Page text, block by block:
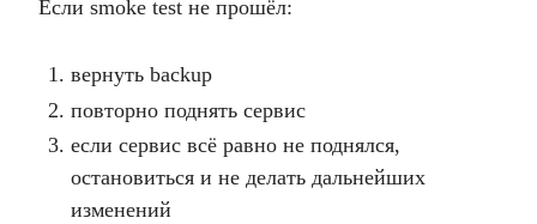
Если smoke test не прошёл:
вернуть backup
повторно поднять сервис
если сервис всё равно не поднялся,
остановиться и не делать дальнейших
изменений